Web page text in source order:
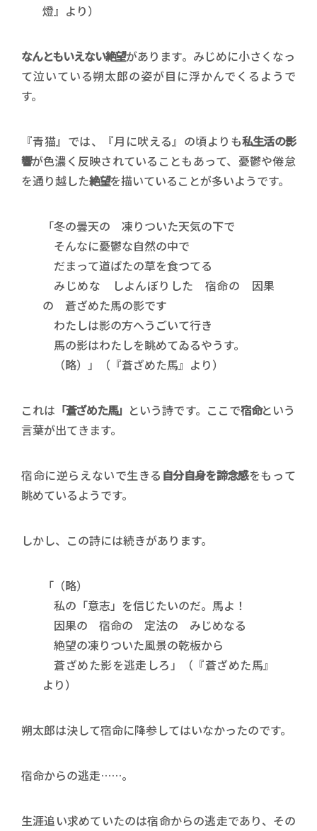
燈』より）
なんともいえない絶望があります。みじめに小さくなっ
て泣いている朔太郎の姿が目に浮かんでくるようで
す。
『青猫』では、『月に吠える』の頃よりも私生活の影
響が色濃く反映されていることもあって、憂鬱や倦怠
を通り越した絶望を描いていることが多いようです。
「冬の曇天の 凍りついた天気の下で
そんなに憂鬱な自然の中で
だまって道ばたの草を食つてる
みじめな しよんぼりした 宿命の 因果
の 蒼ざめた馬の影です
わたしは影の方へうごいて行き
馬の影はわたしを眺めてゐるやうす。
（略）」（『蒼ざめた馬』より）
これは 「蒼ざめた馬」 という詩です。ここで宿命という
言葉が出てきます。
宿命に逆らえないで生きる 自分自身を諦念感をもって
眺めているようです。
しかし、この詩には続きがあります。
「（略）
私の「意志」を信じたいのだ。馬よ！
因果の 宿命の 定法の みじめなる
絶望の凍りついた風景の乾板から
蒼ざめた影を逃走しろ」（『蒼ざめた馬』
より）
朔太郎は決して宿命に降参してはいなかったのです。
宿命からの逃走……。
生涯追い求めていたのは宿命からの逃走であり、その